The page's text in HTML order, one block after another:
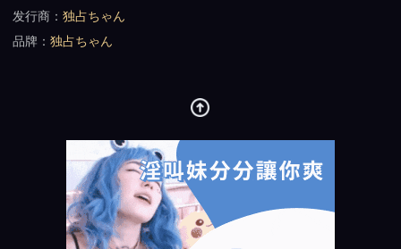
发行商：独占ちゃん
品牌：独占ちゃん